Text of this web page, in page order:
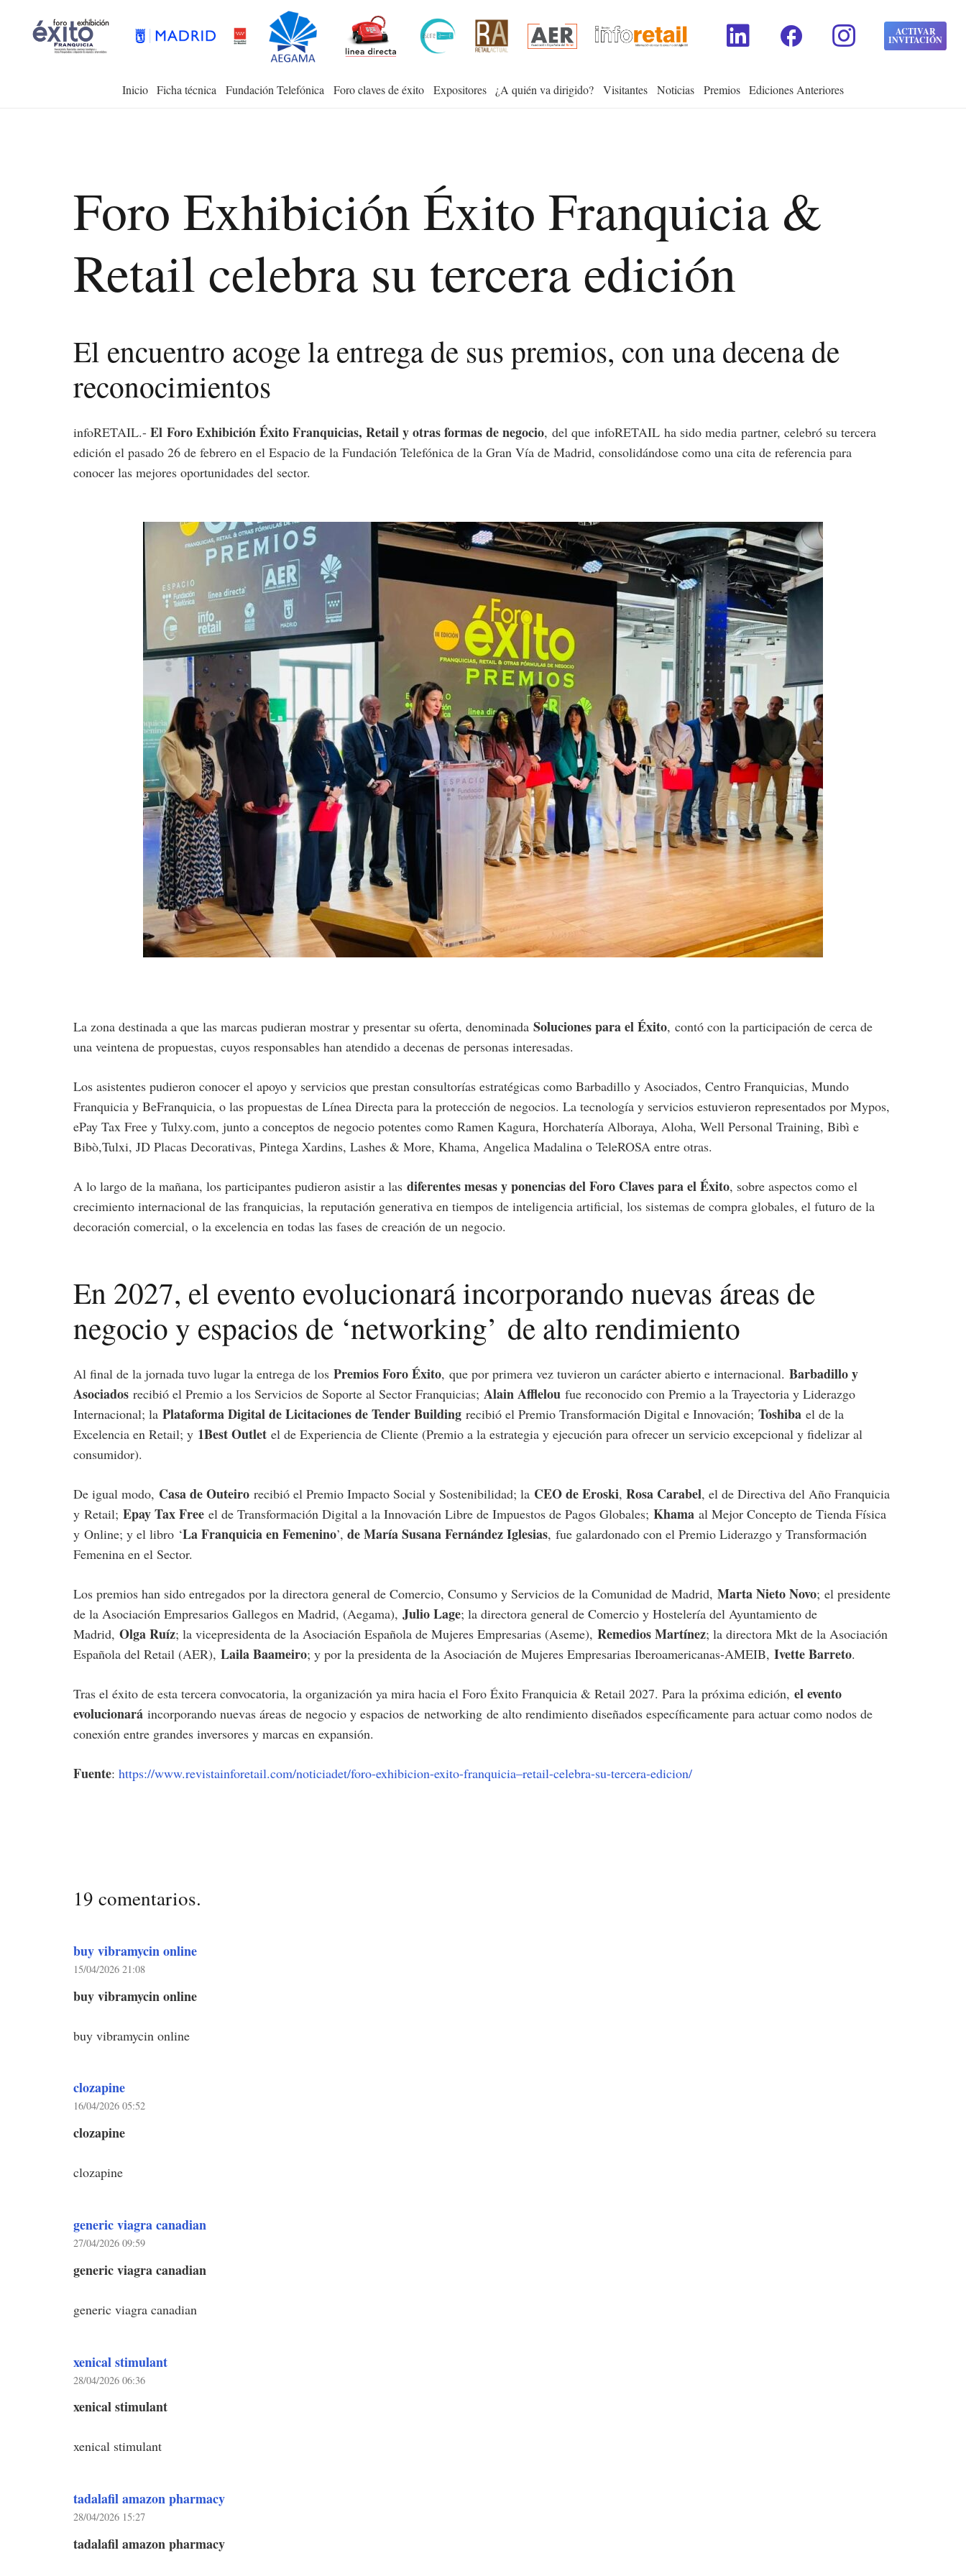
facebook ACTIVAR
INVITACIÓN
Inicio Ficha técnica Fundación Telefónica Foro claves de éxito Expositores ¿A quién va dirigido? Visitantes Noticias Premios Ediciones Anteriores
Foro Exhibición Éxito Franquicia &
Retail celebra su tercera edición
El encuentro acoge la entrega de sus premios, con una decena de
reconocimientos
infoRETAIL.- El Foro Exhibición Éxito Franquicias, Retail y otras formas de negocio, del que infoRETAIL ha sido media partner, celebró su tercera
edición el pasado 26 de febrero en el Espacio de la Fundación Telefónica de la Gran Vía de Madrid, consolidándose como una cita de referencia para
conocer las mejores oportunidades del sector.
La zona destinada a que las marcas pudieran mostrar y presentar su oferta, denominada Soluciones para el Éxito, contó con la participación de cerca de
una veintena de propuestas, cuyos responsables han atendido a decenas de personas interesadas.
Los asistentes pudieron conocer el apoyo y servicios que prestan consultorías estratégicas como Barbadillo y Asociados, Centro Franquicias, Mundo
Franquicia y BeFranquicia, o las propuestas de Línea Directa para la protección de negocios. La tecnología y servicios estuvieron representados por Mypos,
ePay Tax Free y Tulxy.com, junto a conceptos de negocio potentes como Ramen Kagura, Horchatería Alboraya, Aloha, Well Personal Training, Bibì e
Bibò,Tulxi, JD Placas Decorativas, Pintega Xardins, Lashes & More, Khama, Angelica Madalina o TeleROSA entre otras.
A lo largo de la mañana, los participantes pudieron asistir a las diferentes mesas y ponencias del Foro Claves para el Éxito, sobre aspectos como el
crecimiento internacional de las franquicias, la reputación generativa en tiempos de inteligencia artificial, los sistemas de compra globales, el futuro de la
decoración comercial, o la excelencia en todas las fases de creación de un negocio.
En 2027, el evento evolucionará incorporando nuevas áreas de
negocio y espacios de ‘networking’ de alto rendimiento
Al final de la jornada tuvo lugar la entrega de los Premios Foro Éxito, que por primera vez tuvieron un carácter abierto e internacional. Barbadillo y
Asociados recibió el Premio a los Servicios de Soporte al Sector Franquicias; Alain Afflelou fue reconocido con Premio a la Trayectoria y Liderazgo
Internacional; la Plataforma Digital de Licitaciones de Tender Building recibió el Premio Transformación Digital e Innovación; Toshiba el de la
Excelencia en Retail; y 1Best Outlet el de Experiencia de Cliente (Premio a la estrategia y ejecución para ofrecer un servicio excepcional y fidelizar al
consumidor).
De igual modo, Casa de Outeiro recibió el Premio Impacto Social y Sostenibilidad; la CEO de Eroski, Rosa Carabel, el de Directiva del Año Franquicia
y Retail; Epay Tax Free el de Transformación Digital a la Innovación Libre de Impuestos de Pagos Globales; Khama al Mejor Concepto de Tienda Física
y Online; y el libro ‘La Franquicia en Femenino’, de María Susana Fernández Iglesias, fue galardonado con el Premio Liderazgo y Transformación
Femenina en el Sector.
Los premios han sido entregados por la directora general de Comercio, Consumo y Servicios de la Comunidad de Madrid, Marta Nieto Novo; el presidente
de la Asociación Empresarios Gallegos en Madrid, (Aegama), Julio Lage; la directora general de Comercio y Hostelería del Ayuntamiento de
Madrid, Olga Ruíz; la vicepresidenta de la Asociación Española de Mujeres Empresarias (Aseme), Remedios Martínez; la directora Mkt de la Asociación
Española del Retail (AER), Laila Baameiro; y por la presidenta de la Asociación de Mujeres Empresarias Iberoamericanas-AMEIB, Ivette Barreto.
Tras el éxito de esta tercera convocatoria, la organización ya mira hacia el Foro Éxito Franquicia & Retail 2027. Para la próxima edición, el evento
evolucionará incorporando nuevas áreas de negocio y espacios de networking de alto rendimiento diseñados específicamente para actuar como nodos de
conexión entre grandes inversores y marcas en expansión.
Fuente: https://www.revistainforetail.com/noticiadet/foro-exhibicion-exito-franquicia–retail-celebra-su-tercera-edicion/
19 comentarios.
buy vibramycin online
15/04/2026 21:08
buy vibramycin online
buy vibramycin online
clozapine
16/04/2026 05:52
clozapine
clozapine
generic viagra canadian
27/04/2026 09:59
generic viagra canadian
generic viagra canadian
xenical stimulant
28/04/2026 06:36
xenical stimulant
xenical stimulant
tadalafil amazon pharmacy
28/04/2026 15:27
tadalafil amazon pharmacy